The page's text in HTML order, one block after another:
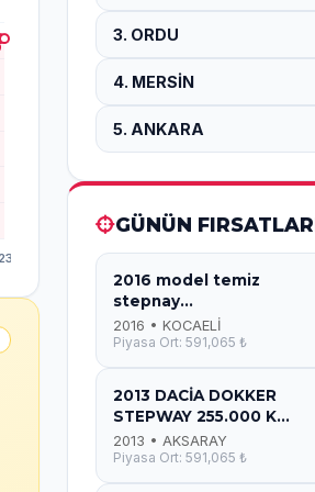
3. ORDU
4. MERSİN
5. ANKARA
GÜNÜN
2016 model temiz
stepnay...
2016 • KOCAELİ
Piyasa Ort: 591,065 ₺
2013 DACİA DOKKER
STEPWAY 255.000 K...
2013 • AKSARAY
Piyasa Ort: 591,065 ₺